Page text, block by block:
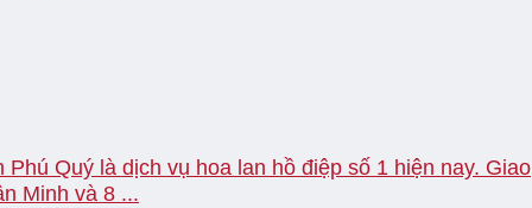
Quý là dịch vụ hoa lan hồ điệp số 1 hiện nay. Giao
Minh và 8 ...